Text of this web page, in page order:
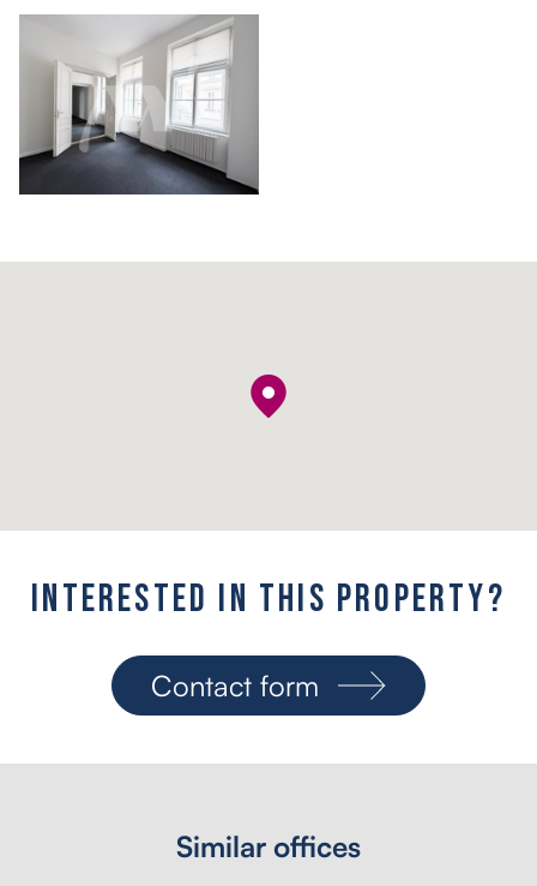
Interested in this property?
Contact form
Similar offices